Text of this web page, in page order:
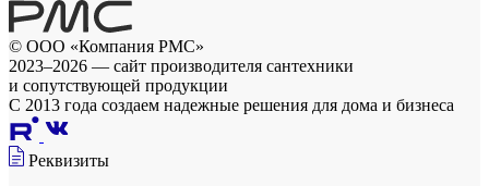
© ООО «Компания РМС»
2023–2026 — сайт производителя сантехники
и сопутствующей продукции
С 2013 года создаем надежные решения для дома и бизнеса
Реквизиты